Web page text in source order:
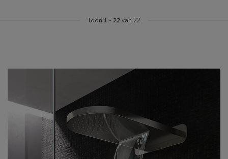
Toon 1 - 22van 22